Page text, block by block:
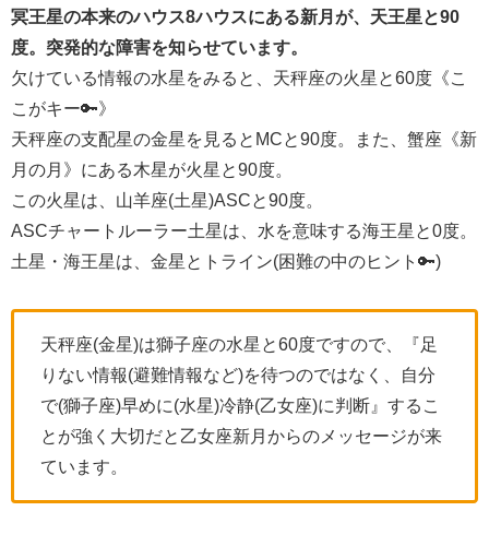
冥王星の本来のハウス8ハウスにある新月が、天王星と90
度。突発的な障害を知らせています。
欠けている情報の水星をみると、天秤座の火星と60度《こ
こがキー🔑》
天秤座の支配星の金星を見るとMCと90度。また、蟹座《新
月の月》にある木星が火星と90度。
この火星は、山羊座(土星)ASCと90度。
ASCチャートルーラー土星は、水を意味する海王星と0度。
土星・海王星は、金星とトライン(困難の中のヒント🔑)
天秤座(金星)は獅子座の水星と60度ですので、『足
りない情報(避難情報など)を待つのではなく、自分
で(獅子座)早めに(水星)冷静(乙女座)に判断』するこ
とが強く大切だと乙女座新月からのメッセージが来
ています。